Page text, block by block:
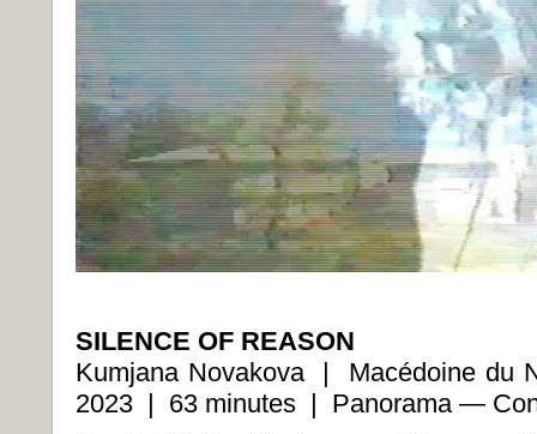
SILENCE OF REASON
Kumjana Novakova | Macédoine du
2023 | 63 minutes | Panorama —